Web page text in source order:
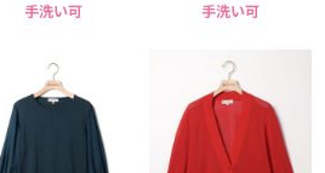
手洗い可 手洗い可